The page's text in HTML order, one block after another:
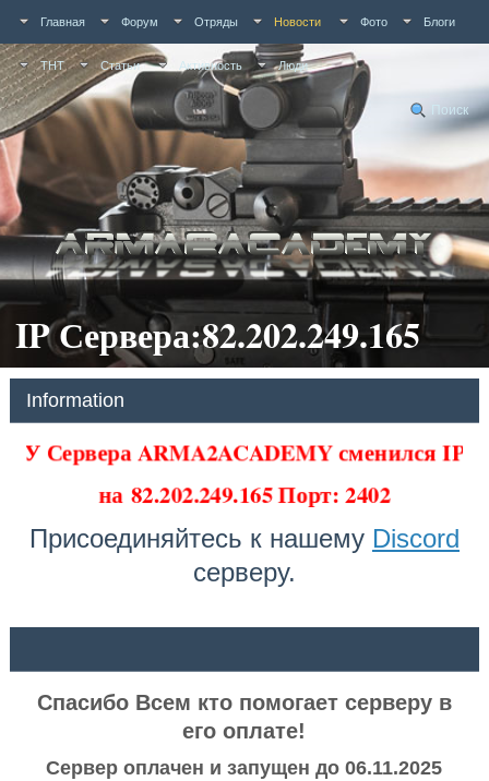
Главная Форум Отряды Новости Фото Блоги
ТНТ Статьи Активность Люди
Поиск
IP Сервера:82.202.249.165
Information
У Сервера ARMA2ACADEMY сменился IP
на82.202.249.165 Порт: 2402
Присоединяйтесь к нашему Discord
серверу.
Спасибо Всем кто помогает серверу в
его оплате!
Сервер оплачен и запущен до 06.11.2025